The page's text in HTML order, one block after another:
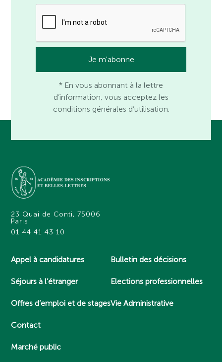
* En vous abonnant à la lettre
d’information, vous acceptez les
conditions générales d’utilisation.
23 Quai de Conti, 75006
Paris
01 44 41 43 10
Appel à candidatures
Séjours à l’étranger
Offres d’emploi et de stages
Contact
Marché public
Bulletin des décisions
Elections professionnelles
Vie Administrative